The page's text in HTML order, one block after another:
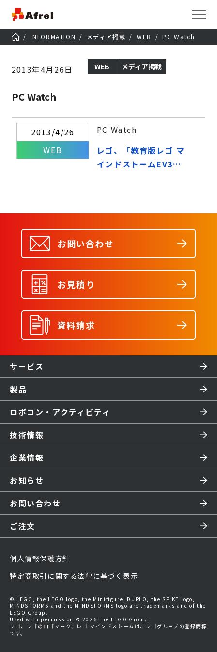
INFORMATION メディア掲載 WEB PC Watch
2013年4月26日 WEB メディア掲載
PC Watch
2013/4/26
WEB
PC Watch
レゴ、「教育版レゴ マ
インドストームEV3」
お問い合わせ
お見積り
資料請求
サービス
製品
ロボコン・アクティビティ
技術情報
企業情報
お知らせ
お問い合わせ
ご注文
個人情報保護方針
特定商取引に関する法律に基づく表示
© LEGO, the LEGO logo, the Minifigure, DUPLO, the SPIKE logo,
MINDSTORMS and the MINDSTORMS logo are trademarks and of the
LEGO Group.
Used with permission © 2026 The LEGO Group.
レゴ、レゴのロゴマーク、レゴ マインドストームは、レゴグループの登録商標
です。